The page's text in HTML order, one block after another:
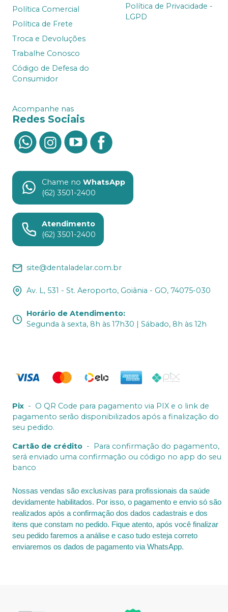
Política Comercial
Política de Frete
Troca e Devoluções
Trabalhe Conosco
Código de Defesa do
Consumidor
Política de Privacidade -
LGPD
Acompanhe nas
Redes Sociais
Chame no WhatsApp
(62) 3501-2400
Atendimento
(62) 3501-2400
site@dentaladelar.com.br
Av. L, 531 - St. Aeroporto, Goiânia - GO, 74075-030
Horário de Atendimento:
Segunda à sexta, 8h às 17h30 | Sábado, 8h às 12h
Pix - O QR Code para pagamento via PIX e o link de
pagamento serão disponibilizados após a finalização do
seu pedido.
Cartão de crédito -
Para confirmação do pagamento,
será enviado uma confirmação ou código no app do seu
banco
Nossas vendas são exclusivas para profissionais da saúde
devidamente habilitados. Por isso, o pagamento e envio só são
realizados após a confirmação dos dados cadastrais e dos
itens que constam no pedido. Fique atento, após você finalizar
seu pedido faremos a análise e caso tudo esteja correto
enviaremos os dados de pagamento via WhatsApp.